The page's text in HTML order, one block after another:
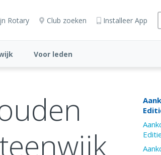
Rotary Club zoeken Installeer App
Voor leden